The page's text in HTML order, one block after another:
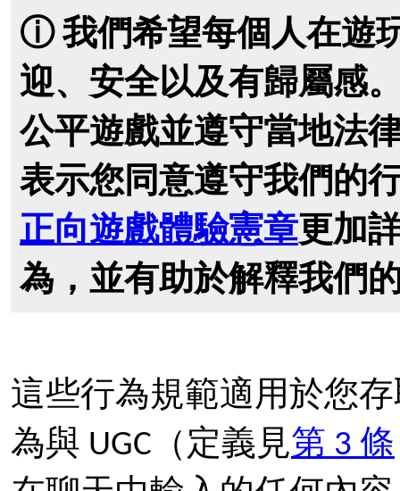
ⓘ 我們希望每個人在遊
迎、安全以及有歸屬感
公平遊戲並遵守當地法
表示您同意遵守我們的
正向遊戲體驗憲章更加
為，並有助於解釋我們
這些行為規範適用於您
為與 UGC（定義見第 3 條